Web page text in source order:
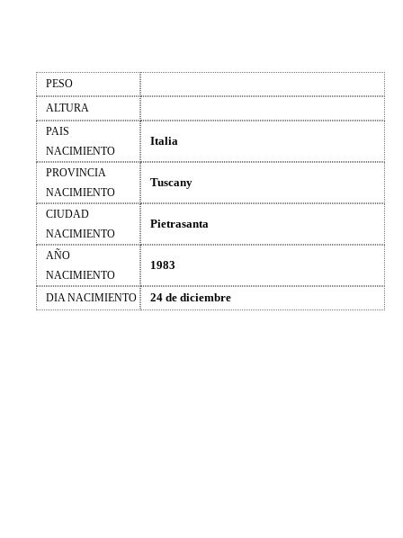
PESO
ALTURA
PAIS
NACIMIENTO
Italia
PROVINCIA
NACIMIENTO
Tuscany
CIUDAD
NACIMIENTO
Pietrasanta
AÑO
NACIMIENTO
1983
DIA NACIMIENTO 24 de diciembre